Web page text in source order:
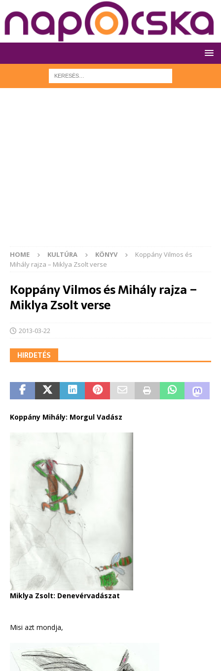
HOME KULTÚRA KÖNYV
Koppány Vilmos és
Mihály rajza – Miklya Zsolt verse
Koppány Vilmos és Mihály rajza –
Miklya Zsolt verse
2013-03-22
HIRDETÉS
Koppány Mihály: Morgul Vadász
Miklya Zsolt: Denevérvadászat
Misi azt mondja,